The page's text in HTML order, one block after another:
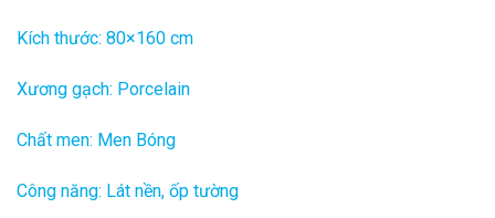
Kích thước: 80×160 cm
Xương gạch: Porcelain
Chất men: Men Bóng
Công năng: Lát nền, ốp tường